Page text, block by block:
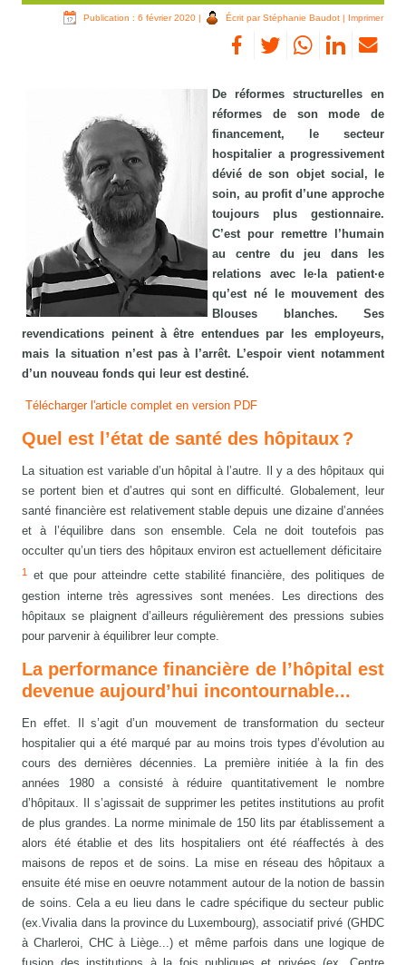
Publication : 6 février 2020| Écrit par Stéphanie Baudot| Imprimer
De réformes structurelles en
réformes de son mode de
financement, le secteur
hospitalier a progressivement
dévié de son objet social, le
soin, au profit d’une approche
toujours plus gestionnaire.
C’est pour remettre l’humain
au centre du jeu dans les
relations avec le·la patient·e
qu’est né le mouvement des
Blouses blanches. Ses
revendications peinent à être entendues par les employeurs,
mais la situation n’est pas à l’arrêt. L’espoir vient notamment
d’un nouveau fonds qui leur est destiné.
Télécharger l'article complet en version PDF
Quel est l’état de santé des hôpitaux ?
La situation est variable d’un hôpital à l’autre. Il y a des hôpitaux qui
se portent bien et d’autres qui sont en difficulté. Globalement, leur
santé financière est relativement stable depuis une dizaine d’années
et à l’équilibre dans son ensemble. Cela ne doit toutefois pas
occulter qu’un tiers des hôpitaux environ est actuellement déficitaire
1
et que pour atteindre cette stabilité financière, des politiques de
gestion interne très agressives sont menées. Les directions des
hôpitaux se plaignent d’ailleurs régulièrement des pressions subies
pour parvenir à équilibrer leur compte.
La performance financière de l’hôpital est
devenue aujourd’hui incontournable...
En effet. Il s’agit d’un mouvement de transformation du secteur
hospitalier qui a été marqué par au moins trois types d’évolution au
cours des dernières décennies. La première initiée à la fin des
années 1980 a consisté à réduire quantitativement le nombre
d’hôpitaux. Il s’agissait de supprimer les petites institutions au profit
de plus grandes. La norme minimale de 150 lits par établissement a
alors été établie et des lits hospitaliers ont été réaffectés à des
maisons de repos et de soins. La mise en réseau des hôpitaux a
ensuite été mise en oeuvre notamment autour de la notion de bassin
de soins. Cela a eu lieu dans le cadre spécifique du secteur public
(ex.Vivalia dans la province du Luxembourg), associatif privé (GHDC
à Charleroi, CHC à Liège...) et même parfois dans une logique de